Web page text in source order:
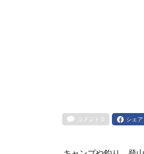
コメント 0 シェア